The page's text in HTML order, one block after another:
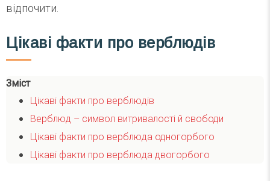
відпочити.
Цікаві факти про верблюдів
Зміст
Цікаві факти про верблюдів
Верблюд – символ витривалості й свободи
Цікаві факти про верблюда одногорбого
Цікаві факти про верблюда двогорбого